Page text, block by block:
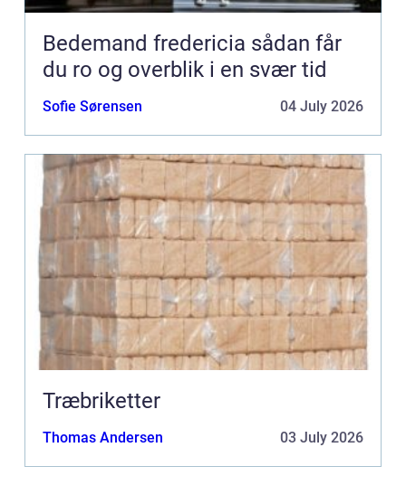
Bedemand fredericia sådan får
du ro og overblik i en svær tid
Sofie Sørensen 04 July 2026
Træbriketter
Thomas Andersen 03 July 2026